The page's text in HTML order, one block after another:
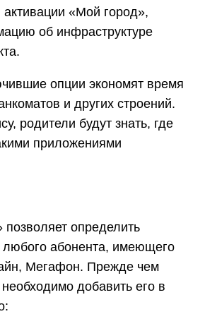
«Мой город»,
об инфраструктуре
опции экономят время
и других строений.
родители будут знать, где
приложениями
определить
абонента, имеющего
Мегафон. Прежде чем
необходимо добавить его в